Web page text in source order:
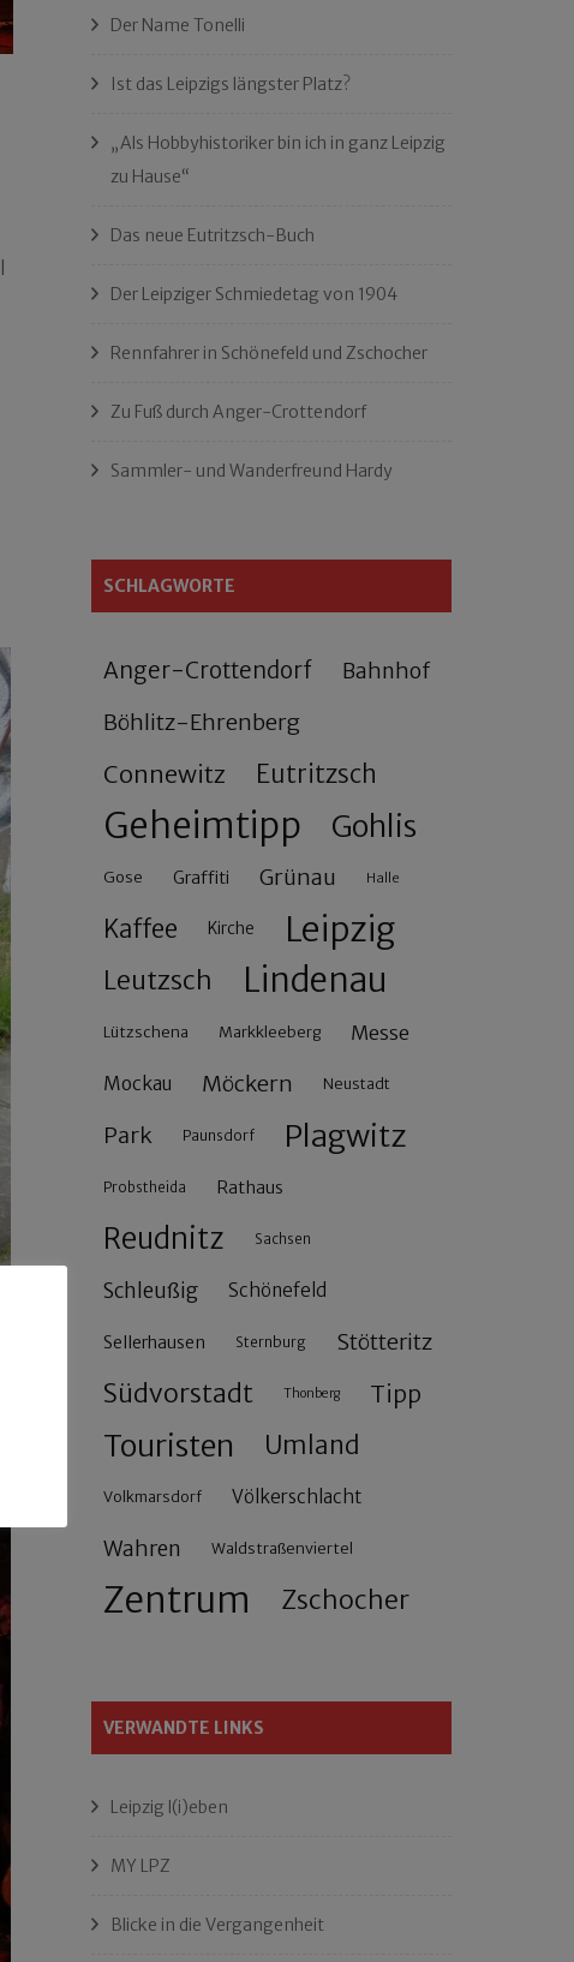
Der Name Tonelli
Ist das Leipzigs längster Platz?
„Als Hobbyhistoriker bin ich in ganz Leipzig
zu Hause“
Das neue Eutritzsch-Buch
Der Leipziger Schmiedetag von 1904
Rennfahrer in Schönefeld und Zschocher
Zu Fuß durch Anger-Crottendorf
Sammler- und Wanderfreund Hardy
SCHLAGWORTE
Anger-Crottendorf Bahnhof
Böhlitz-Ehrenberg
Connewitz Eutritzsch
Geheimtipp Gohlis
Gose Graffiti Grünau Halle
Kaffee Kirche Leipzig
Leutzsch Lindenau
Lützschena Markkleeberg Messe
Mockau Möckern Neustadt
Park Paunsdorf Plagwitz
Probstheida Rathaus
Reudnitz Sachsen
Schleußig Schönefeld
Sellerhausen Sternburg Stötteritz
Südvorstadt Thonberg Tipp
Touristen Umland
Volkmarsdorf Völkerschlacht
Wahren Waldstraßenviertel
Zentrum Zschocher
VERWANDTE LINKS
Leipzig l(i)eben
MY LPZ
Blicke in die Vergangenheit